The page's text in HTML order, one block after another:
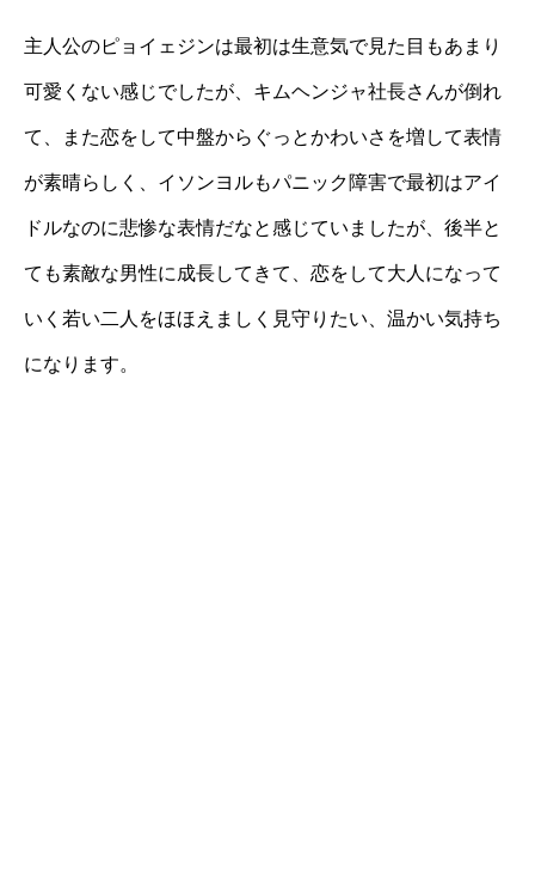
主人公のピョイェジンは最初は生意気で見た目もあまり
可愛くない感じでしたが、キムヘンジャ社長さんが倒れ
て、また恋をして中盤からぐっとかわいさを増して表情
が素晴らしく、イソンヨルもパニック障害で最初はアイ
ドルなのに悲惨な表情だなと感じていましたが、後半と
ても素敵な男性に成長してきて、恋をして大人になって
いく若い二人をほほえましく見守りたい、温かい気持ち
になります。